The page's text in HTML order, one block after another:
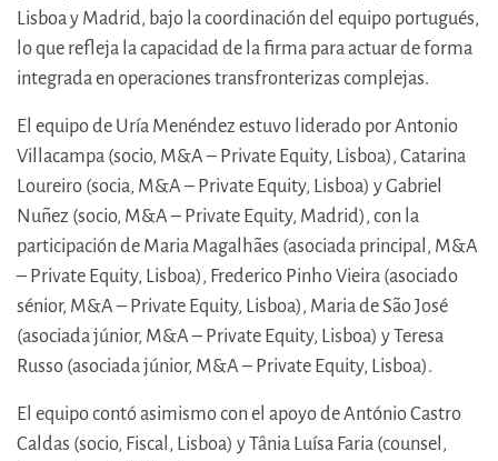
Lisboa y Madrid, bajo la coordinación del equipo portugués,
lo que refleja la capacidad de la firma para actuar de forma
integrada en operaciones transfronterizas complejas.
El equipo de Uría Menéndez estuvo liderado por Antonio
Villacampa (socio, M&A – Private Equity, Lisboa), Catarina
Loureiro (socia, M&A – Private Equity, Lisboa) y Gabriel
Nuñez (socio, M&A – Private Equity, Madrid), con la
participación de Maria Magalhães (asociada principal, M&A
– Private Equity, Lisboa), Frederico Pinho Vieira (asociado
sénior, M&A – Private Equity, Lisboa), Maria de São José
(asociada júnior, M&A – Private Equity, Lisboa) y Teresa
Russo (asociada júnior, M&A – Private Equity, Lisboa).
El equipo contó asimismo con el apoyo de António Castro
Caldas (socio, Fiscal, Lisboa) y Tânia Luísa Faria (counsel,